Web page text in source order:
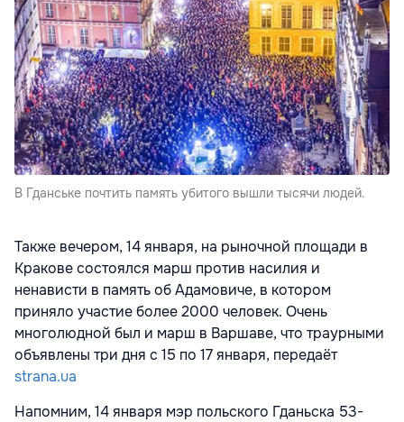
В Гданське почтить память убитого вышли тысячи людей.
Также вечером, 14 января, на рыночной площади в
Кракове состоялся марш против насилия и
ненависти в память об Адамовиче, в котором
приняло участие более 2000 человек. Очень
многолюдной был и марш в Варшаве, что траурными
объявлены три дня с 15 по 17 января, передаёт
strana.ua
Напомним, 14 января мэр польского Гданьска 53-